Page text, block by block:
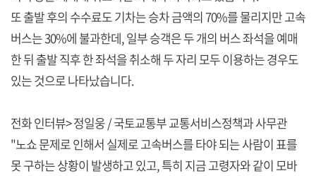
또 출발 후의 수수료도 기차는 승차 금액의 70%를 물리지만 고속
버스는 30%에 불과한데, 일부 승객은 두 개의 버스 좌석을 예매
한 뒤 출발 직후 한 좌석을 취소해 두 자리 모두 이용하는 경우도
있는 것으로 나타났습니다.
전화 인터뷰> 정일웅 / 국토교통부 교통서비스정책과 사무관
"노쇼 문제로 인해서 실제로 고속버스를 타야 되는 사람이 표를
못 구하는 상황이 발생하고 있고, 특히 지금 고령자와 같이 모바